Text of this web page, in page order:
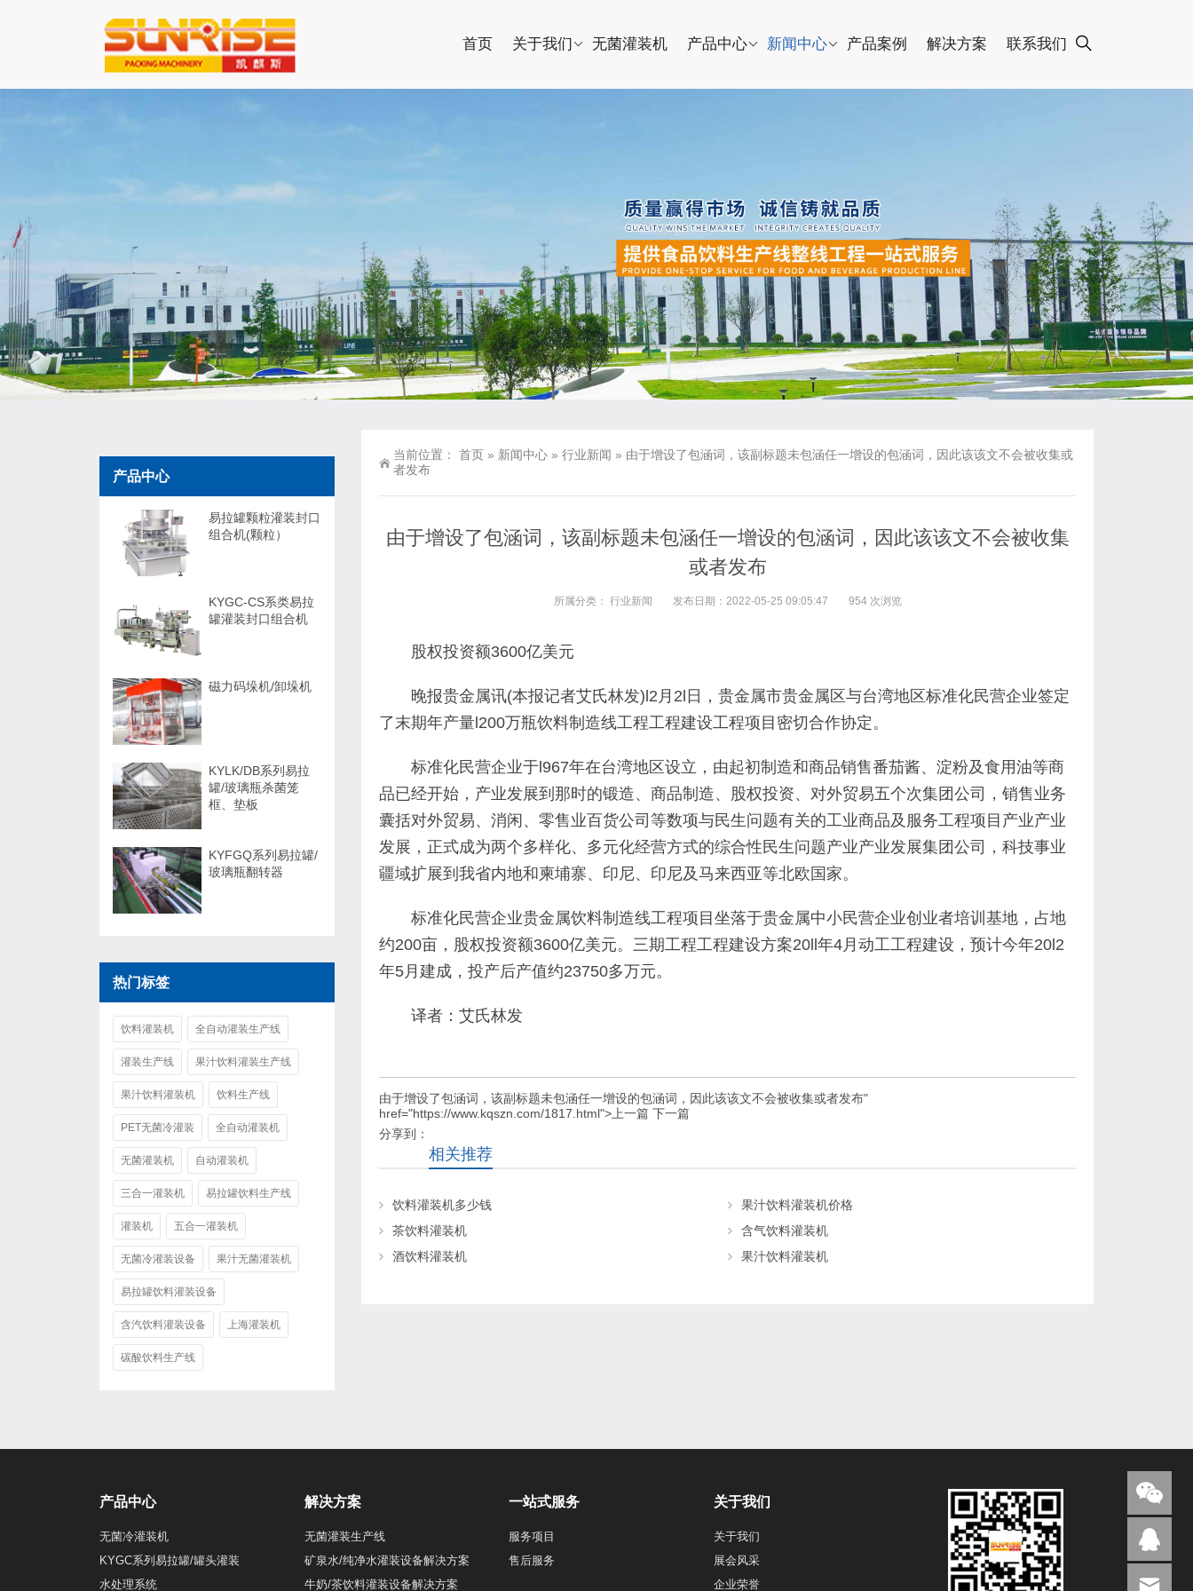
首页 关于我们 无菌灌装机 产品中心 新闻中心 产品案例 解决方案 联系我们
当前位置： 首页 » 新闻中心 » 行业新闻 » 由于增设了包涵词，该副标题未包涵任一增设的包涵词，因此该该文不会被收集或
者发布
由于增设了包涵词，该副标题未包涵任一增设的包涵词，因此该该文不会被收集
或者发布
所属分类： 行业新闻 发布日期：2022-05-25 09:05:47 954 次浏览
股权投资额3600亿美元
晚报贵金属讯(本报记者艾氏林发)l2月2l日，贵金属市贵金属区与台湾地区标准化民营企业签定
了末期年产量l200万瓶饮料制造线工程工程建设工程项目密切合作协定。
标准化民营企业于l967年在台湾地区设立，由起初制造和商品销售番茄酱、淀粉及食用油等商
品已经开始，产业发展到那时的锻造、商品制造、股权投资、对外贸易五个次集团公司，销售业务
囊括对外贸易、消闲、零售业百货公司等数项与民生问题有关的工业商品及服务工程项目产业产业
发展，正式成为两个多样化、多元化经营方式的综合性民生问题产业产业发展集团公司，科技事业
疆域扩展到我省内地和柬埔寨、印尼、印尼及马来西亚等北欧国家。
标准化民营企业贵金属饮料制造线工程项目坐落于贵金属中小民营企业创业者培训基地，占地
约200亩，股权投资额3600亿美元。三期工程工程建设方案20ll年4月动工工程建设，预计今年20l2
年5月建成，投产后产值约23750多万元。
译者：艾氏林发
由于增设了包涵词，该副标题未包涵任一增设的包涵词，因此该该文不会被收集或者发布"
href="https://www.kqszn.com/1817.html">上一篇 下一篇
分享到：
相关推荐
饮料灌装机多少钱
果汁饮料灌装机价格
茶饮料灌装机
含气饮料灌装机
酒饮料灌装机
果汁饮料灌装机
产品中心
易拉罐颗粒灌装封口
组合机(颗粒）
KYGC-CS系类易拉
罐灌装封口组合机
磁力码垛机/卸垛机
KYLK/DB系列易拉
罐/玻璃瓶杀菌笼
框、垫板
KYFGQ系列易拉罐/
玻璃瓶翻转器
热门标签
饮料灌装机 全自动灌装生产线
灌装生产线 果汁饮料灌装生产线
果汁饮料灌装机 饮料生产线
PET无菌冷灌装 全自动灌装机
无菌灌装机 自动灌装机
三合一灌装机 易拉罐饮料生产线
灌装机 五合一灌装机
无菌冷灌装设备 果汁无菌灌装机
易拉罐饮料灌装设备
含汽饮料灌装设备 上海灌装机
碳酸饮料生产线
产品中心
无菌冷灌装机
KYGC系列易拉罐/罐头灌装
水处理系统
解决方案
无菌灌装生产线
矿泉水/纯净水灌装设备解决方案
牛奶/茶饮料灌装设备解决方案
一站式服务
服务项目
售后服务
关于我们
关于我们
展会风采
企业荣誉